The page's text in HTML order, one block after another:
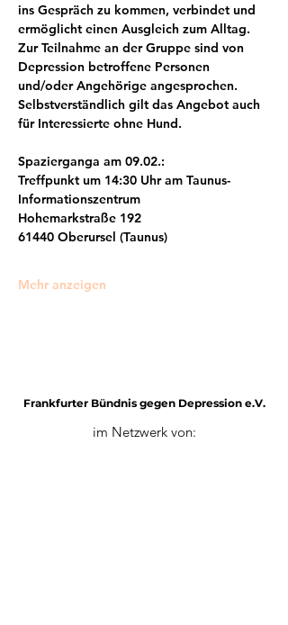
ins Gespräch zu kommen, verbindet und
ermöglicht einen Ausgleich zum Alltag.
Zur Teilnahme an der Gruppe sind von
Depression betroffene Personen
und/oder Angehörige angesprochen.
Selbstverständlich gilt das Angebot auch
für Interessierte ohne Hund.
Spazierganga am 09.02.:
Treffpunkt um 14:30 Uhr am Taunus-
Informationszentrum
Hohemarkstraße 192
61440 Oberursel (Taunus)
Mehr anzeigen
Frankfurter Bündnis gegen Depression e.V.
im Netzwerk von: